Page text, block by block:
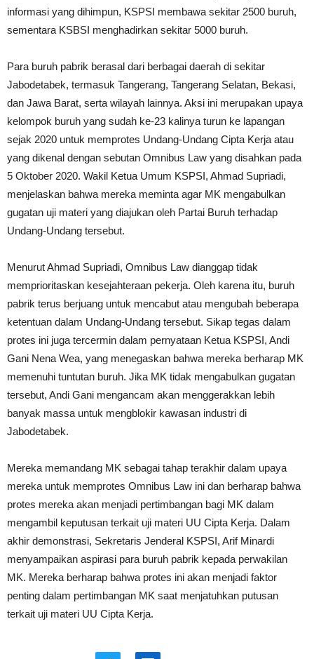
informasi yang dihimpun, KSPSI membawa sekitar 2500 buruh,
sementara KSBSI menghadirkan sekitar 5000 buruh.
Para buruh pabrik berasal dari berbagai daerah di sekitar
Jabodetabek, termasuk Tangerang, Tangerang Selatan, Bekasi,
dan Jawa Barat, serta wilayah lainnya. Aksi ini merupakan upaya
kelompok buruh yang sudah ke-23 kalinya turun ke lapangan
sejak 2020 untuk memprotes Undang-Undang Cipta Kerja atau
yang dikenal dengan sebutan Omnibus Law yang disahkan pada
5 Oktober 2020. Wakil Ketua Umum KSPSI, Ahmad Supriadi,
menjelaskan bahwa mereka meminta agar MK mengabulkan
gugatan uji materi yang diajukan oleh Partai Buruh terhadap
Undang-Undang tersebut.
Menurut Ahmad Supriadi, Omnibus Law dianggap tidak
memprioritaskan kesejahteraan pekerja. Oleh karena itu, buruh
pabrik terus berjuang untuk mencabut atau mengubah beberapa
ketentuan dalam Undang-Undang tersebut. Sikap tegas dalam
protes ini juga tercermin dalam pernyataan Ketua KSPSI, Andi
Gani Nena Wea, yang menegaskan bahwa mereka berharap MK
memenuhi tuntutan buruh. Jika MK tidak mengabulkan gugatan
tersebut, Andi Gani mengancam akan menggerakkan lebih
banyak massa untuk mengblokir kawasan industri di
Jabodetabek.
Mereka memandang MK sebagai tahap terakhir dalam upaya
mereka untuk memprotes Omnibus Law ini dan berharap bahwa
protes mereka akan menjadi pertimbangan bagi MK dalam
mengambil keputusan terkait uji materi UU Cipta Kerja. Dalam
akhir demonstrasi, Sekretaris Jenderal KSPSI, Arif Minardi
menyampaikan aspirasi para buruh pabrik kepada perwakilan
MK. Mereka berharap bahwa protes ini akan menjadi faktor
penting dalam pertimbangan MK saat menjatuhkan putusan
terkait uji materi UU Cipta Kerja.